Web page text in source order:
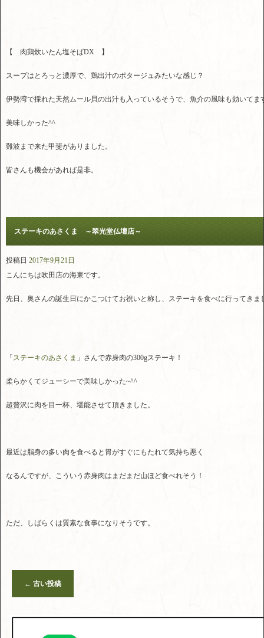
【 肉鶏炊いたん塩そばDX 】
スープはとろっと濃厚で、鶏出汁のポタージュみたいな感じ？
伊勢湾で採れた天然ムール貝の出汁も入っているそうで、魚介の風味も効いてま
美味しかった^^
難波まで来た甲斐がありました。
皆さんも機会があれば是非。
ステーキのあさくま ～翠光堂仏壇店～
投稿日 2017年9月21日
こんにちは吹田店の海東です。
先日、奥さんの誕生日にかこつけてお祝いと称し、ステーキを食べに行ってきま
「 ステーキのあさくま 」さんで赤身肉の300gステーキ！
柔らかくてジューシーで美味しかった~^^
超贅沢に肉を目一杯、堪能させて頂きました。
最近は脂身の多い肉を食べると胃がすぐにもたれて気持ち悪く
なるんですが、こういう赤身肉はまだまだ山ほど食べれそう！
ただ、しばらくは質素な食事になりそうです。
← 古い投稿